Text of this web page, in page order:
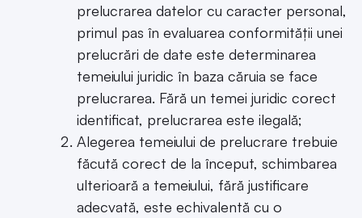
prelucrarea datelor cu caracter personal,
primul pas în evaluarea conformității unei
prelucrări de date este determinarea
temeiului juridic în baza căruia se face
prelucrarea. Fără un temei juridic corect
identificat, prelucrarea este ilegală;
Alegerea temeiului de prelucrare trebuie
făcută corect de la început, schimbarea
ulterioară a temeiului, fără justificare
adecvată, este echivalentă cu o